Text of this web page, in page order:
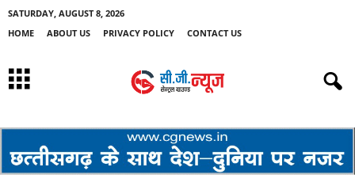
SATURDAY, AUGUST 8, 2026
HOME
ABOUT US PRIVACY POLICY CONTACT US